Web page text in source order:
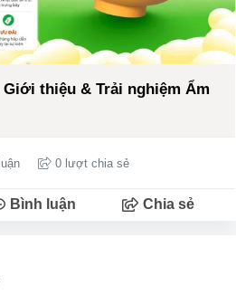
Giới thiệu & Trải nghiệm Ẩm
0 lượt chia sẻ
Bình luận Chia sẻ